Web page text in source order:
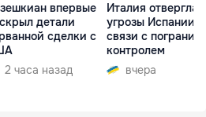
впервые
детали
сделки с
2 часа назад
Италия отвергла
угрозы Испании в
связи с
контролем
вчера